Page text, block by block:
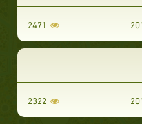
2471
2322